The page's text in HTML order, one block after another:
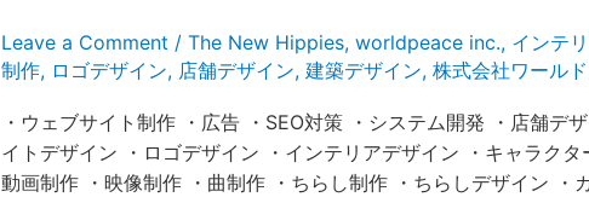
Leave a Comment / The New Hippies, worldpeace inc., インテ
制作, ロゴデザイン, 店舗デザイン, 建築デザイン, 株式会社ワール
・ウェブサイト制作 ・広告 ・SEO対策 ・システム開発 ・店舗デ
イトデザイン ・ロゴデザイン ・インテリアデザイン ・キャラクタ
動画制作 ・映像制作 ・曲制作 ・ちらし制作 ・ちらしデザイン ・
留
米
岡
『お
し